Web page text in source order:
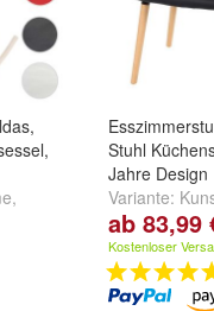
,
Stuhl
Jahre Design
Variante:
helle Beine,
helle Beine
ab 83,99
Kostenloser